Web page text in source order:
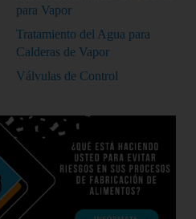
para Vapor
Tratamiento del Agua para
Calderas de Vapor
Válvulas de Control